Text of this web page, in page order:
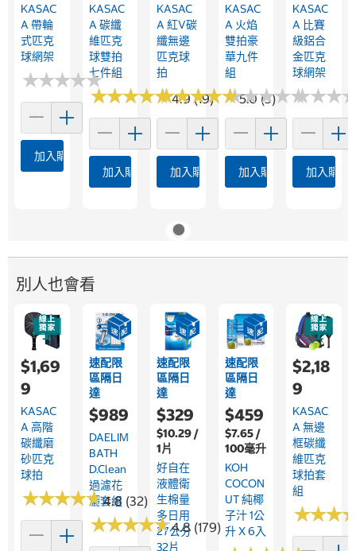
KASAC
A 帶輪
式匹克
球網架
★★★★★
★★★★★
加入購物車
KASAC
A 碳纖
維匹克
球雙拍
七件組
★★★★★
★★★★★4.9 (19)
加入購物車
KASAC
A 紅V碳
纖無邊
匹克球
拍
★★★★★
★★★★★5.0 (3)
加入購物車
KASAC
A 火焰
雙拍豪
華九件
組
★★★★★
★★★★★
加入購物車
KASAC
A 比賽
級鋁合
金匹克
球網架
★★★
★★★
加入購物
別人也會看
$1,69
9
KASAC
A 高階
碳纖磨
砂匹克
球拍
★★★★★
★★★★★4.8 (32)
速配限
區隔日
達
$989
DAELIM
BATH
D.Clean
過濾花
灑套組
★★★★★
★★★★★4.8 (179)
速配限
區隔日
達
$329
$10.29 /
1片
好自在
液體衛
生棉量
多日用
27公分
32片
速配限
區隔日
達
$459
$7.65 /
100毫升
KOH
COCON
UT 純椰
子汁 1公
升 X 6入
$2,18
9
KASAC
A 無邊
框碳纖
維匹克
球拍套
組
★★★
★★★